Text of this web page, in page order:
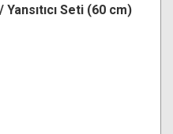
Seti (60 cm)